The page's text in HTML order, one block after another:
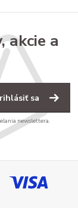
akcie a
sa
newslettera.